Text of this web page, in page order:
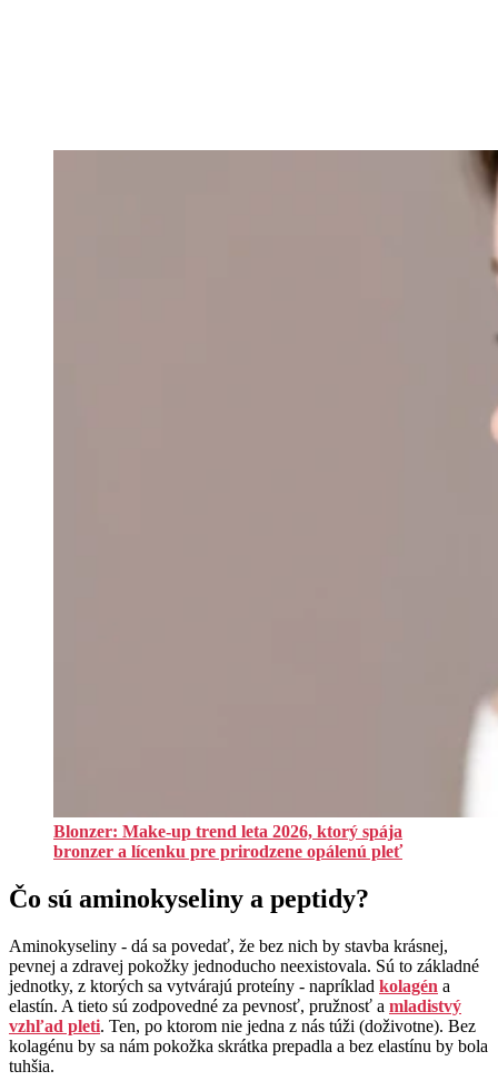
Blonzer: Make-up trend leta 2026, ktorý spája
bronzer a lícenku pre prirodzene opálenú pleť
Čo sú aminokyseliny a peptidy?
Aminokyseliny - dá sa povedať, že bez nich by stavba krásnej,
pevnej a zdravej pokožky jednoducho neexistovala. Sú to základné
jednotky, z ktorých sa vytvárajú proteíny - napríklad kolagén a
elastín. A tieto sú zodpovedné za pevnosť, pružnosť a mladistvý
vzhľad pleti. Ten, po ktorom nie jedna z nás túži (doživotne). Bez
kolagénu by sa nám pokožka skrátka prepadla a bez elastínu by bola
tuhšia.